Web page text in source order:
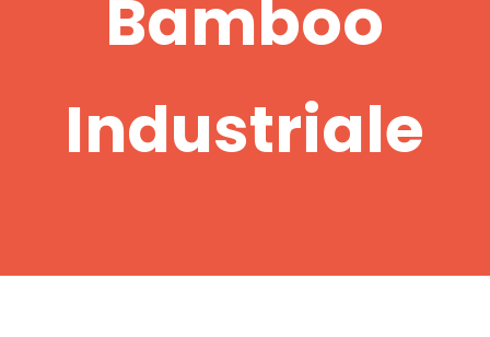
Bamboo
Industriale